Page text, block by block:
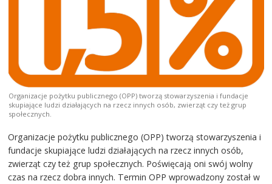
Organizacje pożytku publicznego (OPP) tworzą stowarzyszenia i fundacje
skupiające ludzi działających na rzecz innych osób, zwierząt czy też grup
społecznych.
Organizacje pożytku publicznego (OPP) tworzą stowarzyszenia i
fundacje skupiające ludzi działających na rzecz innych osób,
zwierząt czy też grup społecznych. Poświęcają oni swój wolny
czas na rzecz dobra innych. Termin OPP wprowadzony został w